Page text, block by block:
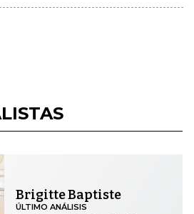
Brigitte Baptiste
ÚLTIMO ANÁLISIS